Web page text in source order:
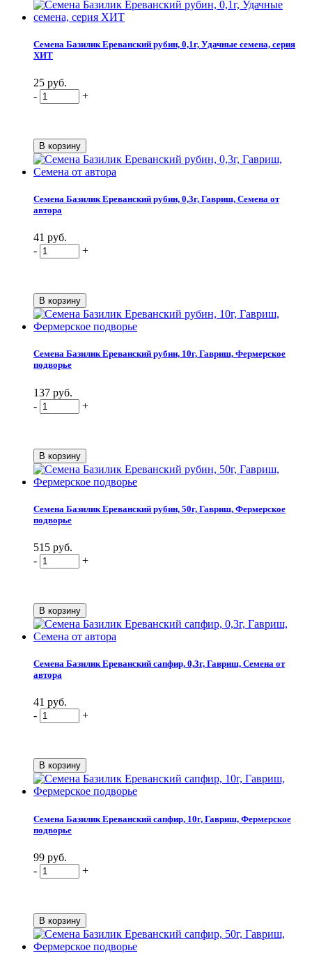
Семена Базилик Ереванский рубин, 0,1г, Удачные семена, серия
ХИТ
25 руб.
-
+
Семена Базилик Ереванский рубин, 0,3г, Гавриш, Семена от
автора
41 руб.
-
+
Семена Базилик Ереванский рубин, 10г, Гавриш, Фермерское
подворье
137 руб.
-
+
Семена Базилик Ереванский рубин, 50г, Гавриш, Фермерское
подворье
515 руб.
-
+
Семена Базилик Ереванский сапфир, 0,3г, Гавриш, Семена от
автора
41 руб.
-
+
Семена Базилик Ереванский сапфир, 10г, Гавриш, Фермерское
подворье
99 руб.
-
+